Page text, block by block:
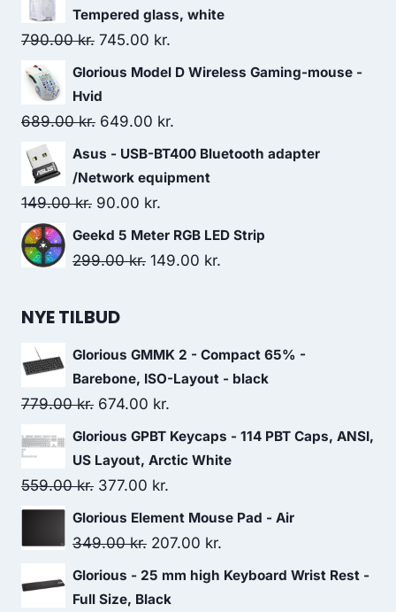
was:
329.00 kr..
is:
Tempered glass, white
790.00kr. Original
price
was:
790.00 kr..
745.00 kr.
price
745.00 kr..
Glorious Model D Wireless Gaming-mouse -
Hvid
689.00kr. Original
price
was:
689.00 kr..
649.00 kr.
price
is:
Asus - USB-BT400 Bluetooth adapter
/Network equipment
149.00kr. Original
price
was:
90.00 kr.
price
is:
Geekd 5 Meter RGB LED Strip
299.00kr. Original
149.00 kr.
NYE TILBUD
Glorious GMMK 2 - Compact 65% -
Barebone, ISO-Layout - black
779.00kr. Original
price
was:
779.00 kr..
674.00 kr.
price
is:
Glorious GPBT Keycaps - 114 PBT Caps, ANSI,
US Layout, Arctic White
559.00kr. Original
price
was:
377.00 kr.
price
is:
Glorious Element Mouse Pad - Air
349.00kr. Original
price
was:
207.00 kr.
price
Glorious - 25 mm high Keyboard Wrist Rest -
Full Size, Black